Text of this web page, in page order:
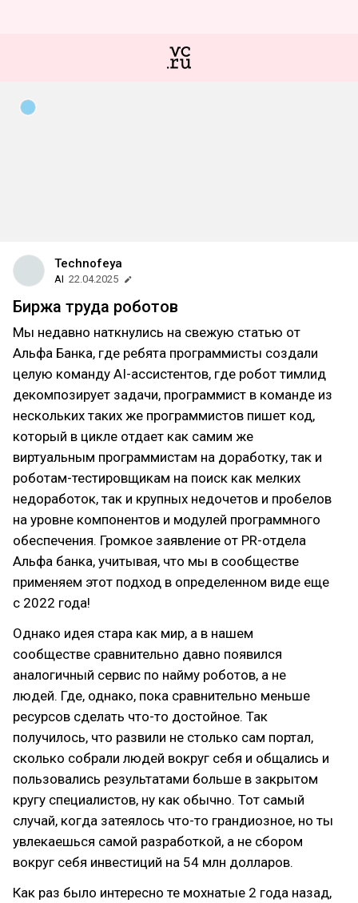
Technofeya
AI 22.04.2025
Биржа труда роботов
Мы недавно наткнулись на свежую статью от
Альфа Банка, где ребята программисты создали
целую команду AI-ассистентов, где робот тимлид
декомпозирует задачи, программист в команде из
нескольких таких же программистов пишет код,
который в цикле отдает как самим же
виртуальным программистам на доработку, так и
роботам-тестировщикам на поиск как мелких
недоработок, так и крупных недочетов и пробелов
на уровне компонентов и модулей программного
обеспечения. Громкое заявление от PR-отдела
Альфа банка, учитывая, что мы в сообществе
применяем этот подход в определенном виде еще
с 2022 года!
Однако идея стара как мир, а в нашем
сообществе сравнительно давно появился
аналогичный сервис по найму роботов, а не
людей. Где, однако, пока сравнительно меньше
ресурсов сделать что-то достойное. Так
получилось, что развили не столько сам портал,
сколько собрали людей вокруг себя и общались и
пользовались результатами больше в закрытом
кругу специалистов, ну как обычно. Тот самый
случай, когда затеялось что-то грандиозное, но ты
увлекаешься самой разработкой, а не сбором
вокруг себя инвестиций на 54 млн долларов.
Как раз было интересно те мохнатые 2 года назад,